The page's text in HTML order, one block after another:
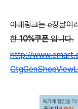
아래링크는 e장날이
한10%쿠폰입니다.
http://